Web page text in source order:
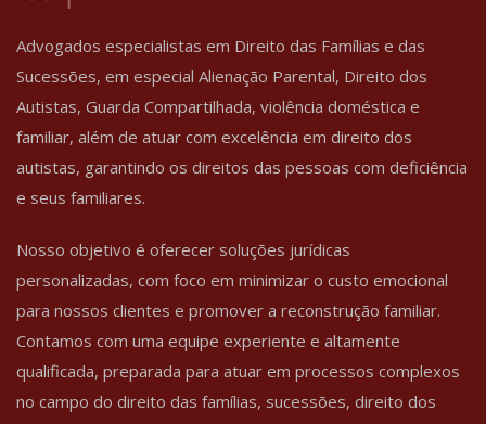
Advogados especialistas em Direito das Famílias e das
Sucessões, em especial Alienação Parental, Direito dos
Autistas, Guarda Compartilhada, violência doméstica e
familiar, além de atuar com excelência em direito dos
autistas, garantindo os direitos das pessoas com deficiência
e seus familiares.
Nosso objetivo é oferecer soluções jurídicas
personalizadas, com foco em minimizar o custo emocional
para nossos clientes e promover a reconstrução familiar.
Contamos com uma equipe experiente e altamente
qualificada, preparada para atuar em processos complexos
no campo do direito das famílias, sucessões, direito dos